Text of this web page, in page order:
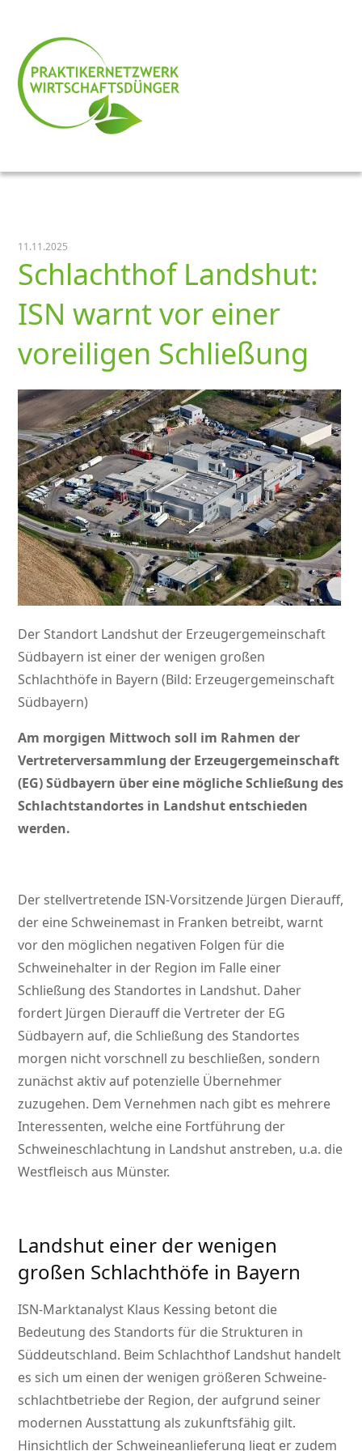
11.11.2025
Schlachthof Landshut:
ISN warnt vor einer
voreiligen Schließung
Der Standort Landshut der Erzeugergemeinschaft
Südbayern ist einer der wenigen großen
Schlachthöfe in Bayern (Bild: Erzeugergemeinschaft
Südbayern)
Am morgigen Mittwoch soll im Rahmen der
Vertreterversammlung der Erzeugergemeinschaft
(EG) Südbayern über eine mögliche Schließung des
Schlachtstandortes in Landshut entschieden
werden.
Der stellvertretende ISN-Vorsitzende Jürgen Dierauff,
der eine Schweinemast in Franken betreibt, warnt
vor den möglichen negativen Folgen für die
Schweinehalter in der Region im Falle einer
Schließung des Standortes in Landshut. Daher
fordert Jürgen Dierauff die Vertreter der EG
Südbayern auf, die Schließung des Standortes
morgen nicht vorschnell zu beschließen, sondern
zunächst aktiv auf potenzielle Übernehmer
zuzugehen. Dem Vernehmen nach gibt es mehrere
Interessenten, welche eine Fortführung der
Schweineschlachtung in Landshut anstreben, u.a. die
Westfleisch aus Münster.
Landshut einer der wenigen
großen Schlachthöfe in Bayern
ISN-Marktanalyst Klaus Kessing betont die
Bedeutung des Standorts für die Strukturen in
Süddeutschland. Beim Schlachthof Landshut handelt
es sich um einen der wenigen größeren Schweine­
schlachtbetriebe der Region, der aufgrund seiner
modernen Ausstattung als zukunftsfähig gilt.
Hinsichtlich der Schweineanlieferung liegt er zudem